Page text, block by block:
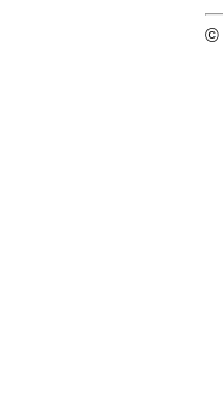
©